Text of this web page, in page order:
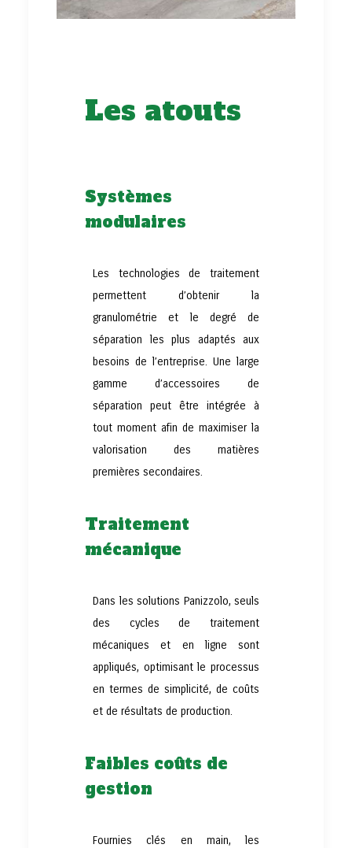
Les atouts
Systèmes
modulaires
Les technologies de traitement
permettent d’obtenir la
granulométrie et le degré de
séparation les plus adaptés aux
besoins de l’entreprise. Une large
gamme d’accessoires de
séparation peut être intégrée à
tout moment afin de maximiser la
valorisation des matières
premières secondaires.
Traitement
mécanique
Dans les solutions Panizzolo, seuls
des cycles de traitement
mécaniques et en ligne sont
appliqués, optimisant le processus
en termes de simplicité, de coûts
et de résultats de production.
Faibles coûts de
gestion
Fournies clés en main, les